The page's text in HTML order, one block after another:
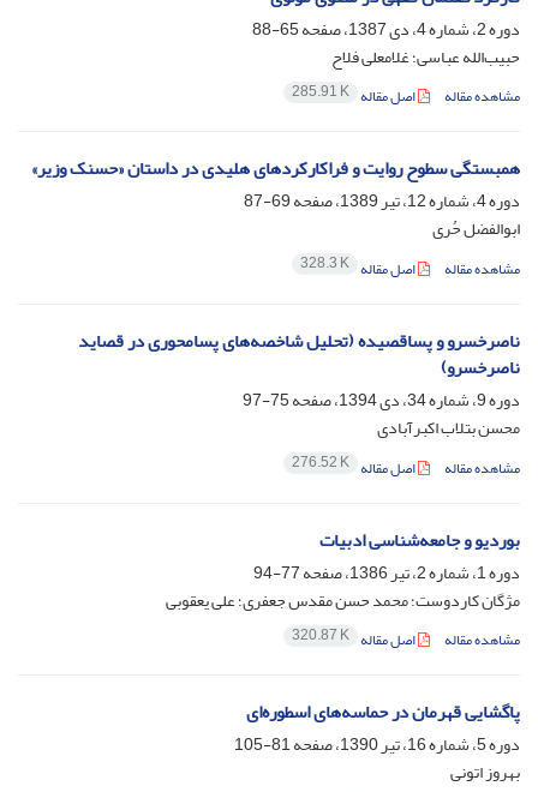
دوره 2، شماره 4، دی 1387، صفحه
65-88
حبیب‌الله عباسی؛ غلامعلی فلاح
مشاهده مقاله اصل مقاله 285.91 K
همبستگی سطوح روایت و فراکارکردهای هلیدی در داستان «حسنک وزیر»
دوره 4، شماره 12، تیر 1389، صفحه
69-87
ابوالفضل‌ حُری
مشاهده مقاله اصل مقاله 328.3 K
ناصرخسرو و پساقصیده (تحلیل شاخصه‌های پسامحوری در قصاید
ناصرخسرو)
دوره 9، شماره 34، دی 1394، صفحه
75-97
محسن بتلاب اکبرآبادی
مشاهده مقاله اصل مقاله 276.52 K
بوردیو و جامعه‌شناسی ادبیات
دوره 1، شماره 2، تیر 1386، صفحه
77-94
مژگان کاردوست؛ محمد حسن مقدس جعفری؛ علی یعقوبی
مشاهده مقاله اصل مقاله 320.87 K
پاگشایی قهرمان در حماسه‌های اسطوره‌ای
دوره 5، شماره 16، تیر 1390، صفحه
81-105
بهروز اتونی